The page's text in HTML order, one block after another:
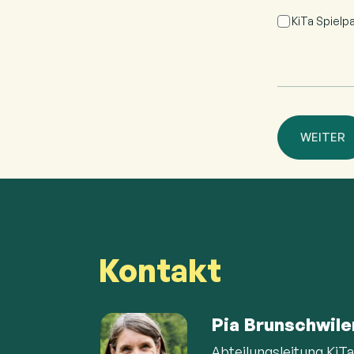
KiTa
WEITER
Kontakt
Pia